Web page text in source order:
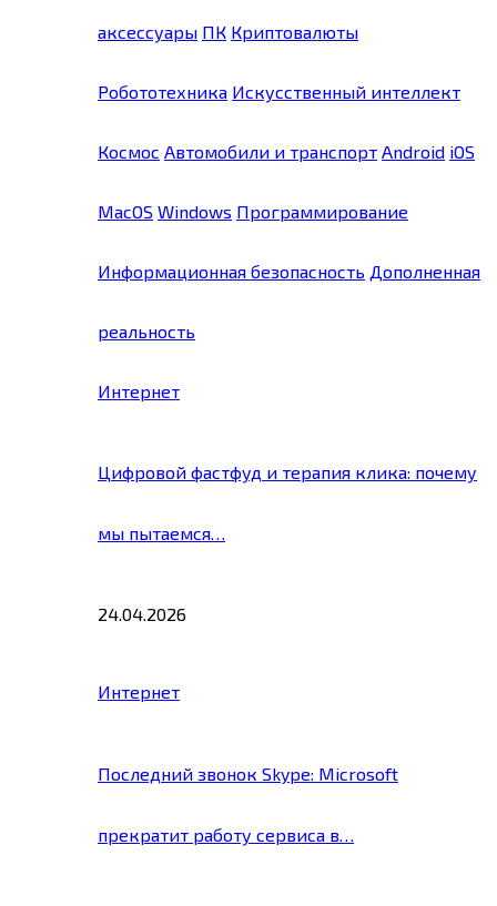
аксессуары ПК Криптовалюты
Робототехника Искусственный интеллект
Космос Автомобили и транспорт Android iOS
MacOS Windows Программирование
Информационная безопасность Дополненная
реальность
Интернет
Цифровой фастфуд и терапия клика: почему
мы пытаемся…
24.04.2026
Интернет
Последний звонок Skype: Microsoft
прекратит работу сервиса в…